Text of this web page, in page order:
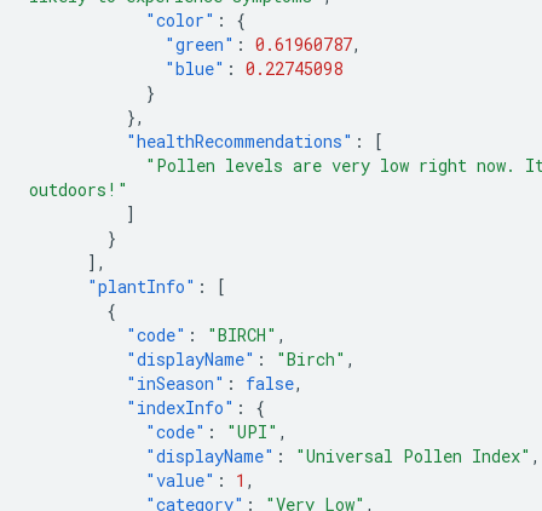
"color" :
{
"green" : 0.61960787,
"blue" : 0.22745098
}
},
"healthRecommendations" :
[
"Pollen levels are very low right now.
outdoors!"
]
}
],
"plantInfo" :
[
{
"code" : "BIRCH" ,
"displayName" : "Birch" ,
"inSeason" : false,
"indexInfo" :
{
"code" : "UPI" ,
"displayName" : "Universal Pollen Index" ,
"value" : 1 ,
"category" : "Very Low" ,